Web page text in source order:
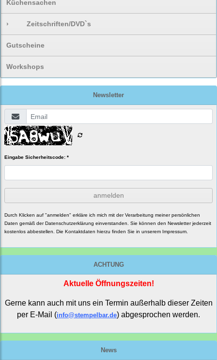
Küchensachen
› Zeitschriften/DVD`s
Gutscheine
Workshops
Newsletter
Eingabe Sicherheitscode: *
anmelden
Durch Klicken auf "anmelden" erkläre ich mich mit der Verarbeitung meiner persönlichen
Daten gemäß der Datenschutzerklärung einverstanden. Sie können den Newsletter jederzeit
kostenlos abbestellen. Die Kontaktdaten hierzu finden Sie in unserem Impressum.
ACHTUNG
Aktuelle Öffnungszeiten!
Gerne kann auch mit uns ein Termin außerhalb dieser Zeiten
per E-Mail (info@stempelbar.de) abgesprochen werden.
News